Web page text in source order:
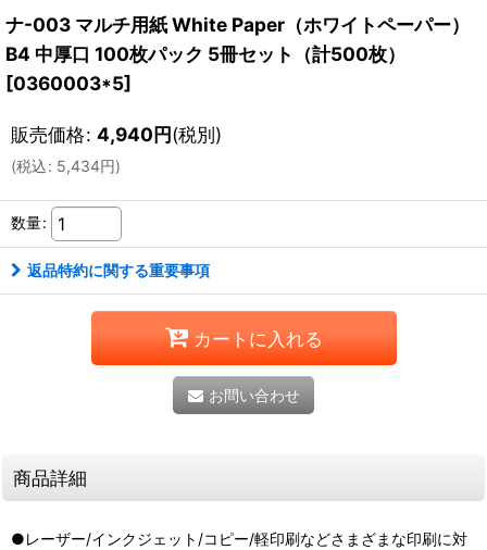
ナ-003 マルチ用紙 White Paper（ホワイトペーパー）
B4 中厚口 100枚パック 5冊セット（計500枚）
[0360003*5]
販売価格: 4,940円(税別)
(税込: 5,434円)
数量:
返品特約に関する重要事項
カートに入れる
お問い合わせ
商品詳細
●レーザー/インクジェット/コピー/軽印刷などさまざまな印刷に対